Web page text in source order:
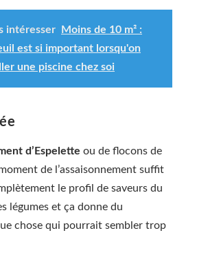
intéresser
Moins de 10 m² :
est si important lorsqu'on
une piscine chez soi
d’Espelette ou de flocons de
de l’assaisonnement suffit
le profil de saveurs du
légumes et ça donne du
chose qui pourrait sembler trop